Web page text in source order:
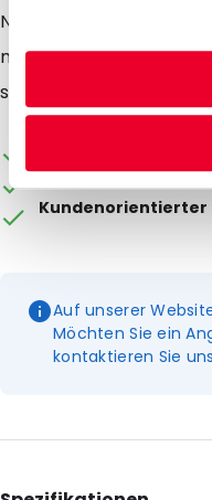
Nach der Probenahme
nur noch an der
spülen.
Die Verpackung
Ab Lager lieferbar
Kundenorientierter
Auf unserer
Möchten Sie ein
kontaktieren Sie